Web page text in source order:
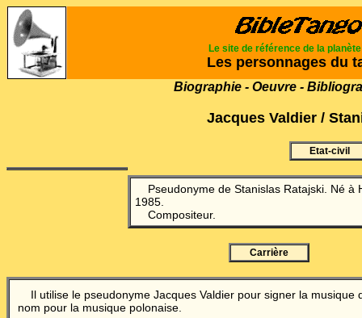
Le site de référence de la planète
Les personnages du
Biographie - Oeuvre -
Jacques Valdier /
Etat-civil
Pseudonyme de Stanislas Ratajski. Né à
1985.
Compositeur.
Carrière
Il utilise le pseudonyme Jacques Valdier pour signer la musique
nom pour la musique polonaise.